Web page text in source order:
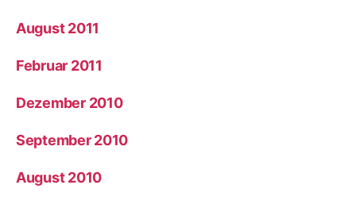
August 2011
Februar 2011
Dezember 2010
September 2010
August 2010